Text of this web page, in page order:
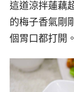
這道涼拌蓮藕
的梅子香氣剛
個胃口都打開。